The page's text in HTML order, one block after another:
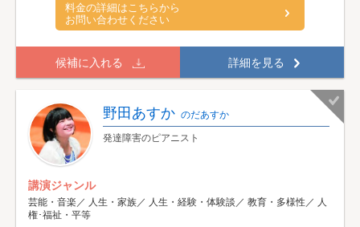
料金の詳細はこちらから
お問い合わせください
候補に入れる 詳細を見る
野田あすか のだあすか
発達障害のピアニスト
講演ジャンル
芸能・音楽／ 人生・家族／ 人生・経験・体験談／ 教育・多様性／ 人
権･福祉・平等